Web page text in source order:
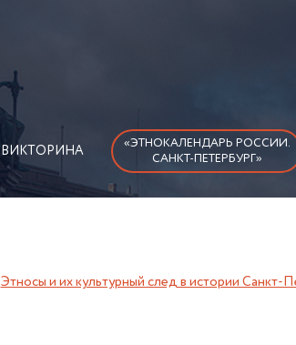
ВИКТОРИНА
«ЭТНОКАЛЕНДАРЬ РОССИИ.
САНКТ-ПЕТЕРБУРГ»
Этносы и их культурный след в истории Санкт-